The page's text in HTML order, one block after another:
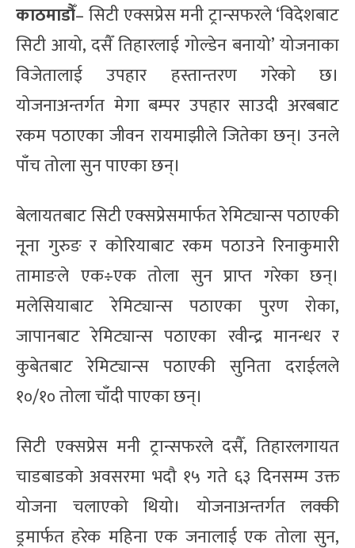
काठमाडौँ– सिटी एक्सप्रेस मनी ट्रान्सफरले ‘विदेशबाट
सिटी आयो, दसैँ तिहारलाई गोल्डेन बनायो’ योजनाका
विजेतालाई उपहार हस्तान्तरण गरेको छ।
योजनाअन्तर्गत मेगा बम्पर उपहार साउदी अरबबाट
रकम पठाएका जीवन रायमाझीले जितेका छन्। उनले
पाँच तोला सुन पाएका छन्।
बेलायतबाट सिटी एक्सप्रेसमार्फत रेमिट्यान्स पठाएकी
नूना गुरुङ र कोरियाबाट रकम पठाउने रिनाकुमारी
तामाङले एक÷एक तोला सुन प्राप्त गरेका छन्।
मलेसियाबाट रेमिट्यान्स पठाएका पुरण रोका,
जापानबाट रेमिट्यान्स पठाएका रवीन्द्र मानन्धर र
कुबेतबाट रेमिट्यान्स पठाएकी सुनिता दराईलले
१०/१० तोला चाँदी पाएका छन्।
सिटी एक्सप्रेस मनी ट्रान्सफरले दसैँ, तिहारलगायत
चाडबाडको अवसरमा भदौ १५ गते ६३ दिनसम्म उक्त
योजना चलाएको थियो। योजनाअन्तर्गत लक्की
ड्रमार्फत हरेक महिना एक जनालाई एक तोला सुन,